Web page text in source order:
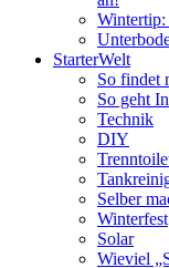
StarterWelt
So findet
So geht
Technik
DIY
Selber
Winterfest
Solar
Wieviel